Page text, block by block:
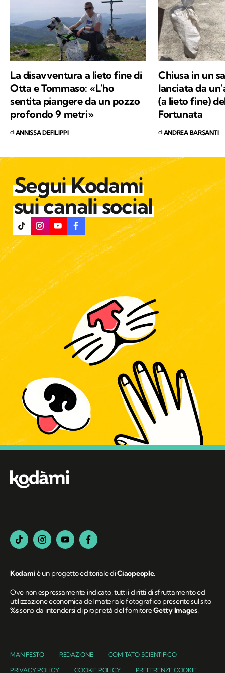
La disavventura a lieto fine di
Otta e Tommaso: «L’ho
sentita piangere da un pozzo
profondo 9 metri»
diANNISSA DEFILIPPI
Chiusa in un
lanciata da
(a lieto fine)
Fortunata
diANDREA BARSANTI
Segui Kodami
sui canali social
Kodamiè un progetto editoriale diCiaopeople.
Ove non espressamente indicato, tutti i diritti di sfruttamento ed
utilizzazione economica del materiale fotografico presente sul sito
%ssono da intendersi di proprietà del fornitoreGetty Images.
MANIFESTO REDAZIONE COMITATO SCIENTIFICO
PRIVACY POLICY COOKIE POLICY PREFERENZE COOKIE